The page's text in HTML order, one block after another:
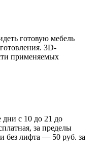
готовую мебель
3D-
применяемых
дни с 10 до 21 до
за пределы
лифта — 50 руб. за